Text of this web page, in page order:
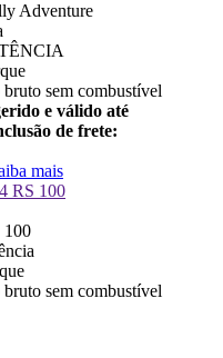
Adventure
bruto sem combustível
e válido até
de frete:
mais
RS 100
100
bruto sem combustível